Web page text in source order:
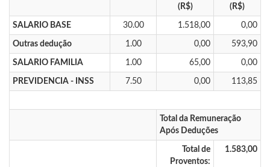
(R$)
(R$)
SALARIO BASE 30.00 1.518,00 0,00
Outras dedução 1.00 0,00 593,90
SALARIO FAMILIA 1.00 65,00 0,00
PREVIDENCIA - INSS 7.50 0,00 113,85
Total da Remuneração
Após Deduções
Total de
Proventos:
1.583,00